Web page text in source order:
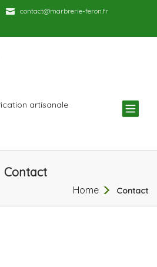
contact@marbrerie-feron.fr
artisanale
Contact
Home Contact